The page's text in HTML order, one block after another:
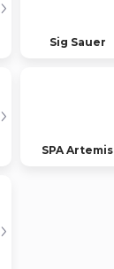
Sig Sauer
SPA Artemis